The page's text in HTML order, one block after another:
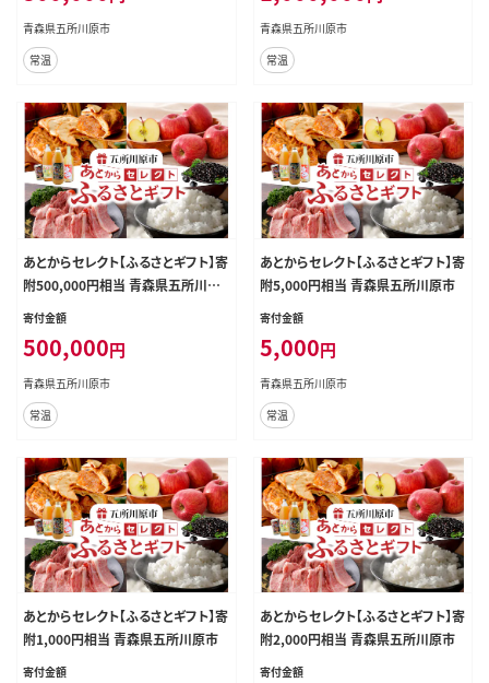
青森県五所川原市
常温
青森県五所川原市
常温
あとからセレクト【ふるさとギフト】寄
附500,000円相当 青森県五所川原
寄付金額
500,000円
青森県五所川原市
常温
あとからセレクト【ふるさとギフト】寄
附5,000円相当 青森県五所川原市
寄付金額
5,000円
青森県五所川原市
常温
あとからセレクト【ふるさとギフト】寄
附1,000円相当 青森県五所川原市
寄付金額
あとからセレクト【ふるさとギフト】寄
附2,000円相当 青森県五所川原市
寄付金額